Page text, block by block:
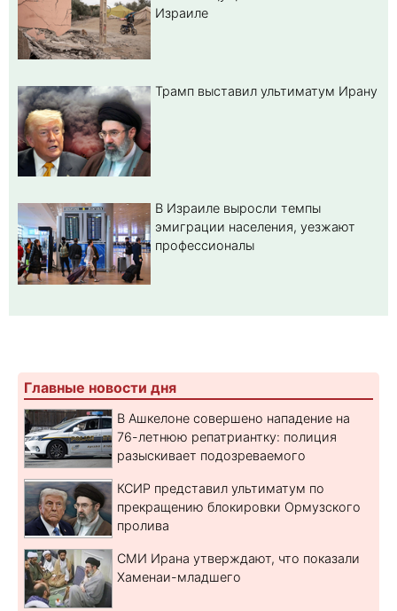
Израиле
Трамп выставил ультиматум Ирану
В Израиле выросли темпы
эмиграции населения, уезжают
профессионалы
Главные новости дня
В Ашкелоне совершено нападение на
76-летнюю репатриантку: полиция
разыскивает подозреваемого
КСИР представил ультиматум по
прекращению блокировки Ормузского
пролива
СМИ Ирана утверждают, что показали
Хаменаи-младшего